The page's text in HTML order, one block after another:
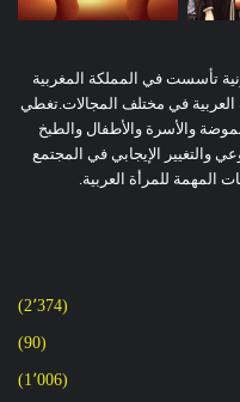
تأسست في المملكة المغربية
المرأة العربية في مختلف المجالات.تغطي
والأسرة والأطفال والطبخ
والتغيير الإيجابي في المجتمع
المهمة للمرأة العربية.
(2٬374)
(90)
(1٬006)